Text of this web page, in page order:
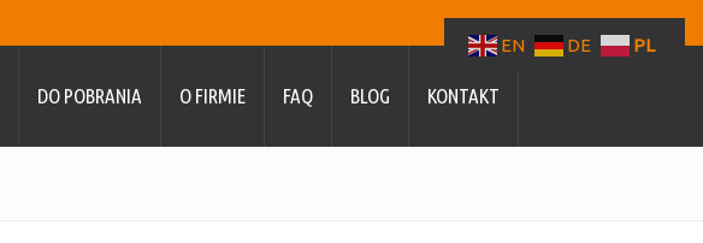
DO POBRANIA O FIRMIE FAQ BLOG KONTAKT
EN DE PL